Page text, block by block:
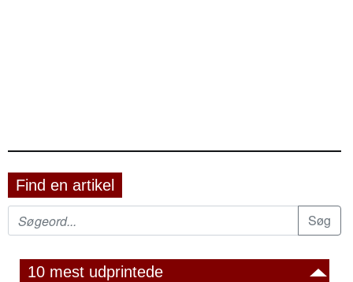
Find en artikel
10 mest udprintede